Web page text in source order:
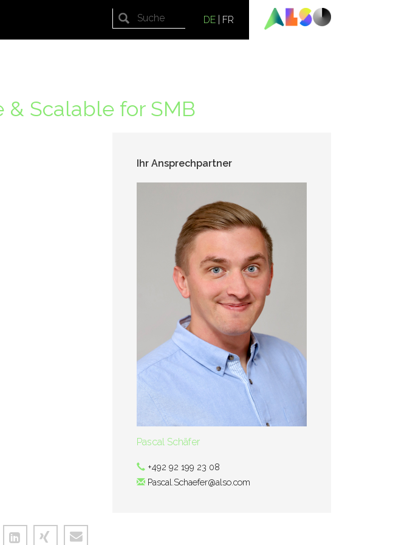
DE FR
Scalable for SMB
Ihr Ansprechpartner
Pascal Schäfer
+492 92 199 23 08
Pascal.Schaefer@also.com